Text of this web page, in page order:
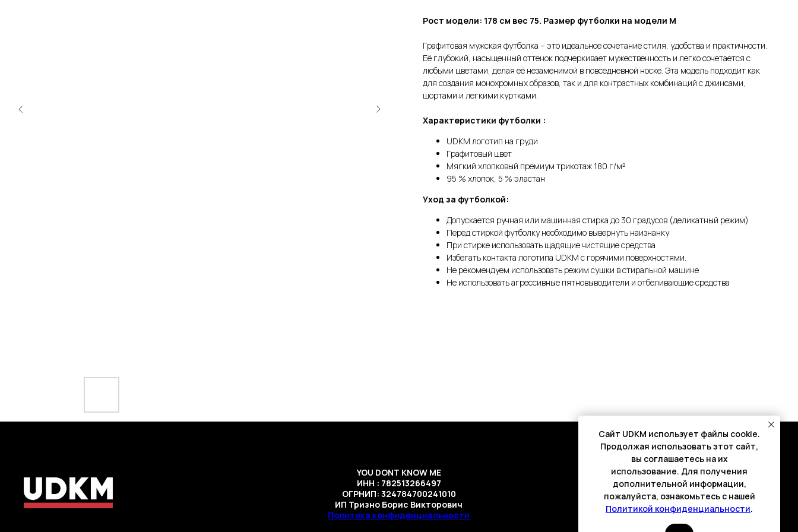
Рост модели: 178 см вес 75. Размер футболки на модели М
Графитовая мужская футболка – это идеальное сочетание стиля, удобства и практичности.
Её глубокий, насыщенный оттенок подчеркивает мужественность и легко сочетается с
любыми цветами, делая её незаменимой в повседневной носке. Эта модель подходит как
для создания монохромных образов, так и для контрастных комбинаций с джинсами,
шортами и легкими куртками.
Характеристики футболки :
UDKM логотип на груди
Графитовый цвет
Мягкий хлопковый премиум трикотаж 180 г/м²
95 % хлопок, 5 % эластан
Уход за футболкой:
Допускается ручная или машинная стирка до 30 градусов (деликатный режим)
Перед стиркой футболку необходимо вывернуть наизнанку
При стирке использовать щадящие чистящие средства
Избегать контакта логотипа UDKM с горячими поверхностями.
Не рекомендуем использовать режим сушки в стиральной машине
Не использовать агрессивные пятновыводители и отбеливающие средства
YOU DONT KNOW ME
ИНН : 782513266497
ОГРНИП: 324784700241010
ИП Тризно Борис Викторович
Политика конфиденциальности
Cайт UDKM использует файлы cookie.
Продолжая использовать этот сайт,
вы соглашаетесь на их
использование. Для получения
дополнительной информации,
пожалуйста, ознакомьтесь с нашей
Политикой конфиденциальности.